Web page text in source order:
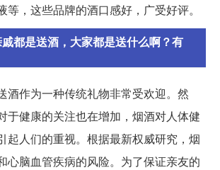
等，这些品牌的酒口感好，广受好评。
都是送酒，大家都是送什么啊？有
酒作为一种传统礼物非常受欢迎。然
于健康的关注也在增加，烟酒对人体健
起人们的重视。根据最新权威研究，烟
心脑血管疾病的风险。为了保证亲友的